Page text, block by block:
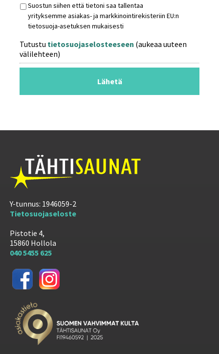
Suostun siihen että tietoni saa tallentaa
yrityksemme asiakas- ja markkinointirekisteriin EU:n
tietosuoja-asetuksen mukaisesti
Tutustu tietosuojaselosteeseen (aukeaa uuteen
välilehteen)
Y-tunnus: 1946059-2
Tietosuojaseloste
Pistotie 4,
15860 Hollola
040 5455 625